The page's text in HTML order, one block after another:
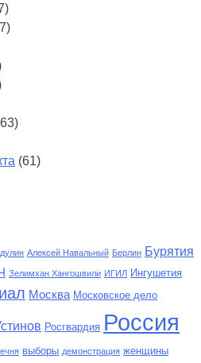
(61)
Алексей Навальный Берлин Бурятия
Зелимхан Хангошвили ИГИЛ Ингушетия
Москва Московское дело
Росгвардия Россия
выборы демонстрация женщины